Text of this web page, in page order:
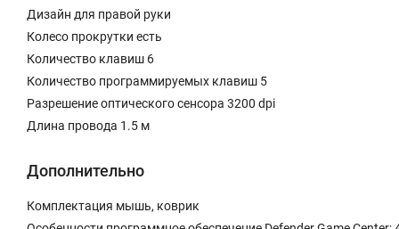
Дизайн для правой руки
Колесо прокрутки есть
Количество клавиш 6
Количество программируемых клавиш 5
Разрешение оптического сенсора 3200 dpi
Длина провода 1.5 м
Дополнительно
Комплектация мышь, коврик